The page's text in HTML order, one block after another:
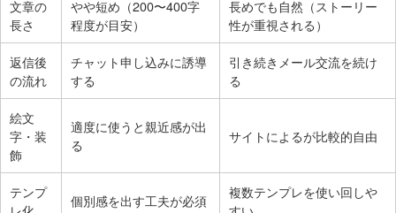
文章の
長さ
やや短め（200〜400字
程度が目安）
長めでも自然（ストーリー
性が重視される）
返信後
の流れ
チャット申し込みに誘導
する
引き続きメール交流を続け
る
絵文
字・装
飾
適度に使うと親近感が出
る
サイトによるが比較的自由
テンプ
個別感を出す工夫が必須
複数テンプレを使い回しや